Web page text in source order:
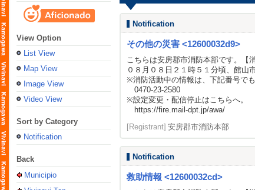
View Option
List View
Map View
Image View
Video View
Sort by Category
Notification
Back
Municipio
Notification
その他の災害 <12600032d9>
こちらは安房郡市消防本部です。【
０８月０８日２１時５１分頃、館山
※消防活動中の情報は、下記番号でも
0470-23-2580
※設定変更・配信停止はこちらへ。
https://fire.mail-dpt.jp/awa/
[Registrant] 安房郡市消防本部
Notification
救助情報 <12600032cd>